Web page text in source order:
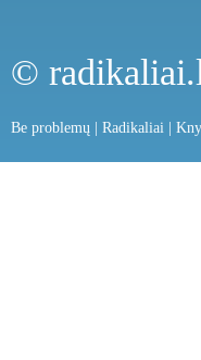
©
Be problemų Radikaliai